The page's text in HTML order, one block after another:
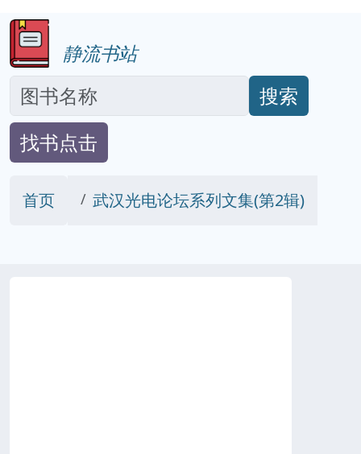
静流书站
搜索
找书点击
首页 武汉光电论坛系列文集(第2辑)